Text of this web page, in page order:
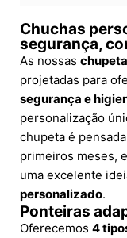
Chuchas
segurança,
As nossas
projetadas para
segurança e
personalização
chupeta é
primeiros meses,
uma excelente
personalizado.
Ponteiras
Oferecemos 4